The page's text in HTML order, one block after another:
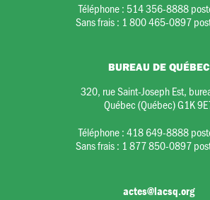
Téléphone : 514 356-8888
Sans frais : 1 800 465-0897
BUREAU DE QUÉBEC
320, rue Saint-Joseph Est,
Québec (Québec) G1K
Téléphone :418 649-8888
Sans frais : 1 877 850-0897
actes@lacsq.org